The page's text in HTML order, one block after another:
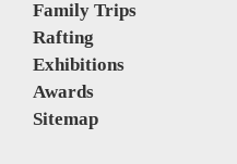
Family Trips
Rafting
Exhibitions
Awards
Sitemap